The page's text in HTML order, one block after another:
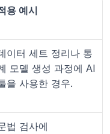
용 예시
이터 세트 정리나 통
모델 생성 과정에 AI
을 사용한 경우.
법 검사에